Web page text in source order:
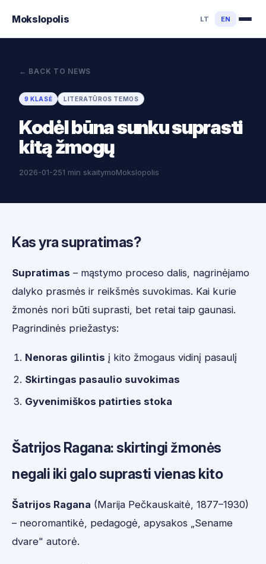
Mokslopolis LT EN
← BACK TO NEWS
9 KLASĖ LITERATŪROS TEMOS
Kodėl būna sunku suprasti
kitą žmogų
2026-01-251 min skaitymoMokslopolis
Kas yra supratimas?
Supratimas – mąstymo proceso dalis, nagrinėjamo
dalyko prasmės ir reikšmės suvokimas. Kai kurie
žmonės nori būti suprasti, bet retai taip gaunasi.
Pagrindinės priežastys:
Nenoras gilintis į kito žmogaus vidinį pasaulį
Skirtingas pasaulio suvokimas
Gyvenimiškos patirties stoka
Šatrijos Ragana: skirtingi žmonės
negali iki galo suprasti vienas kito
Šatrijos Ragana (Marija Pečkauskaitė, 1877–1930)
– neoromantikė, pedagogė, apysakos „Sename
dvare" autorė.